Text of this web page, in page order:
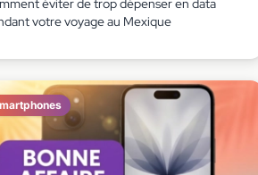
éviter de trop dépenser en data
votre voyage au Mexique